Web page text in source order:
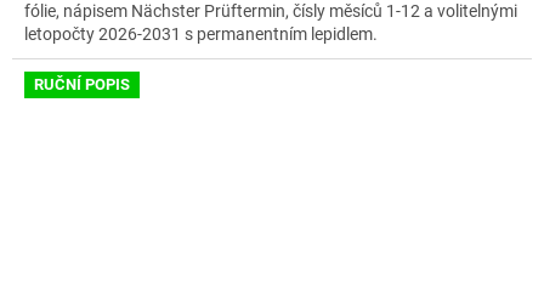
fólie, nápisem Nächster Prüftermin, čísly měsíců 1-12 a volitelnými
letopočty 2026-2031 s permanentním lepidlem.
RUČNÍ POPIS